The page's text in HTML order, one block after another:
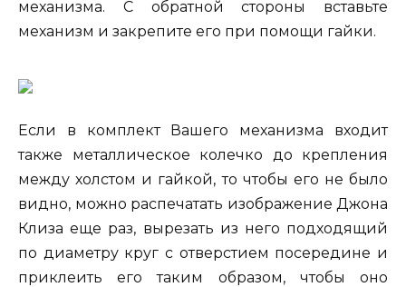
механизма. С обратной стороны вставьте
механизм и закрепите его при помощи гайки.
Если в комплект Вашего механизма входит
также металлическое колечко до крепления
между холстом и гайкой, то чтобы его не было
видно, можно распечатать изображение Джона
Клиза еще раз, вырезать из него подходящий
по диаметру круг с отверстием посередине и
приклеить его таким образом, чтобы оно